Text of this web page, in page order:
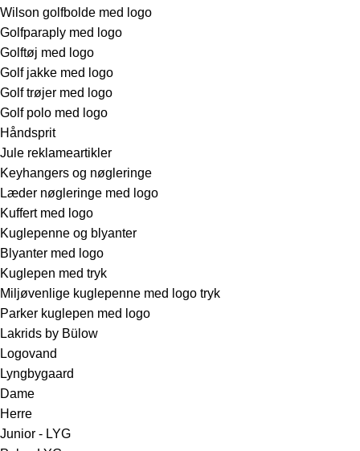
Wilson golfbolde med logo
Golfparaply med logo
Golftøj med logo
Golf jakke med logo
Golf trøjer med logo
Golf polo med logo
Håndsprit
Jule reklameartikler
Keyhangers og nøgleringe
Læder nøgleringe med logo
Kuffert med logo
Kuglepenne og blyanter
Blyanter med logo
Kuglepen med tryk
Miljøvenlige kuglepenne med logo tryk
Parker kuglepen med logo
Lakrids by Bülow
Logovand
Lyngbygaard
Dame
Herre
Junior - LYG